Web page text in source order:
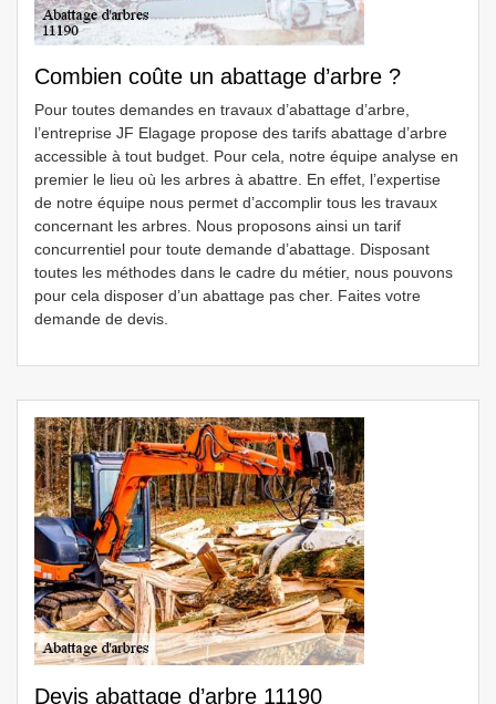
Combien coûte un abattage d’arbre ?
Pour toutes demandes en travaux d’abattage d’arbre,
l’entreprise JF Elagage propose des tarifs abattage d’arbre
accessible à tout budget. Pour cela, notre équipe analyse en
premier le lieu où les arbres à abattre. En effet, l’expertise
de notre équipe nous permet d’accomplir tous les travaux
concernant les arbres. Nous proposons ainsi un tarif
concurrentiel pour toute demande d’abattage. Disposant
toutes les méthodes dans le cadre du métier, nous pouvons
pour cela disposer d’un abattage pas cher. Faites votre
demande de devis.
Devis abattage d’arbre 11190